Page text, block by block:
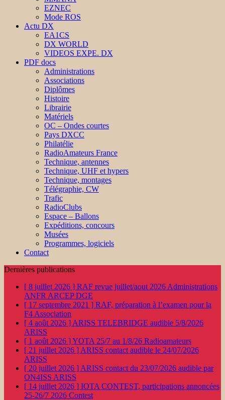
EZNEC
Mode ROS
Actu DX
EA1CS
DX WORLD
VIDEOS EXPE. DX
PDF docs
Administrations
Associations
Diplômes
Histoire
Librairie
Matériels
OC – Ondes courtes
Pays DXCC
Philatélie
RadioAmateurs France
Technique, antennes
Technique, UHF et hypers
Technique, montages
Télégraphie, CW
Trafic
RadioClubs
Espace – Ballons
Expéditions, concours
Musées
Programmes, logiciels
Contact
Dernières publications
[ 8 juillet 2026 ] RAF revue juillet/aout 2026 Administrations
ANFR ARCEP DGE
[ 17 septembre 2021 ] RAF, préparation à l’examen pour la
F4 Association
[ 4 août 2026 ] ARISS TELEBRIDGE audible 5/8/2026
ARISS
[ 1 août 2026 ]YOTA 25/7 au 1/8/26 Radioamateurs
[ 21 juillet 2026 ] ARISS contact audible le 24/07/2026
ARISS
[ 20 juillet 2026 ] ARISS contact du 23/07/2026 audible par
ON4ISS ARISS
[ 14 juillet 2026 ] IOTA CONTEST, participations annoncées
25-26/7 2026 Contest